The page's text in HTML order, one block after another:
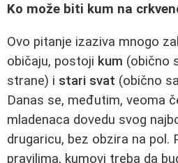
Ko može biti kum na
Ovo pitanje izaziva mnogo
običaju, postoji kum (obično
strane) i stari svat (obično
Danas se, međutim, veoma
mladenaca dovedu svog
drugaricu, bez obzira na pol.
pravilima, kumovi treba da